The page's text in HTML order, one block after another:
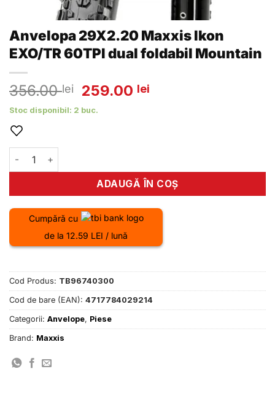
Anvelopa 29X2.20 Maxxis Ikon
EXO/TR 60TPI dual foldabil Mountain
356.00lei
Prețul
inițial
259.00 lei
Stoc disponibil: 2 buc.
Cantitate Anvelopa 29X2.20 Maxxis Ikon EXO/TR 60TPI
ADAUGĂ ÎN COȘ
Cumpără cu
de la 12.59 LEI / lună
Cod Produs: TB96740300
Cod de bare (EAN): 4717784029214
Categorii: Anvelope, Piese
Brand: Maxxis